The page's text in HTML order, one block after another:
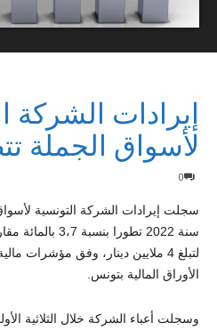
إيرادات الشركة
لأسواق الجملة
0
سجلت إيرادات الشركة التونسية
لتبلغ 4 ملايين دينار، وفق
الأوراق المالية بتونس.